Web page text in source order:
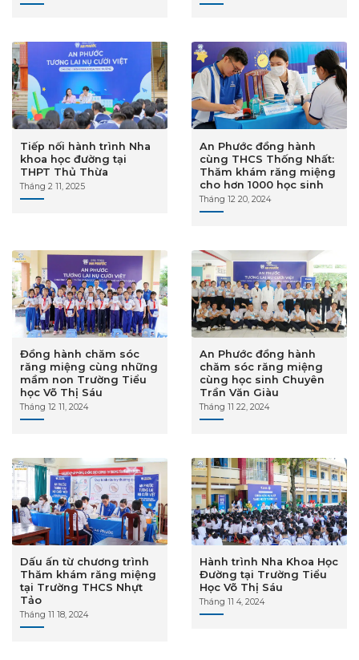
Tiếp nối hành trình Nha
khoa học đường tại
THPT Thủ Thừa
Tháng 2 11, 2025
An Phước đồng hành
cùng THCS Thống Nhất:
Thăm khám răng miệng
cho hơn 1000 học sinh
Tháng 12 20, 2024
Đồng hành chăm sóc
răng miệng cùng những
mầm non Trường Tiểu
học Võ Thị Sáu
Tháng 12 11, 2024
An Phước đồng hành
chăm sóc răng miệng
cùng học sinh Chuyên
Trần Văn Giàu
Tháng 11 22, 2024
Dấu ấn từ chương trình
Thăm khám răng miệng
tại Trường THCS Nhựt
Tảo
Tháng 11 18, 2024
Hành trình Nha Khoa Học
Đường tại Trường Tiểu
Học Võ Thị Sáu
Tháng 11 4, 2024